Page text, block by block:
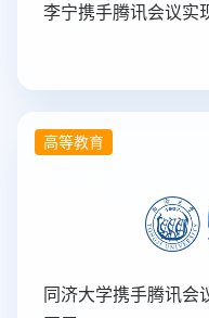
李宁携手腾讯会议
高等教育
同济大学携手腾讯